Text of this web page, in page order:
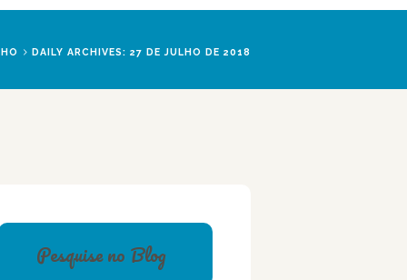
DAILY ARCHIVES: 27 DE JULHO DE 2018
Pesquise no Blog